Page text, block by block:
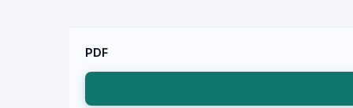
PDF